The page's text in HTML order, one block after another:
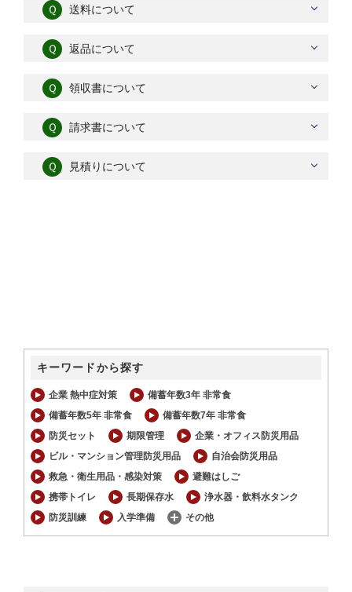
Ｑ 送料について
Ｑ 返品について
Ｑ 領収書について
Ｑ 請求書について
Ｑ 見積りについて
キーワードから探す
企業 熱中症対策
備蓄年数3年 非常食
備蓄年数5年 非常食
備蓄年数7年 非常食
防災セット
期限管理
企業・オフィス防災用品
ビル・マンション管理防災用品
自治会防災用品
救急・衛生用品・感染対策
避難はしご
携帯トイレ
長期保存水
浄水器・飲料水タンク
防災訓練
入学準備 その他